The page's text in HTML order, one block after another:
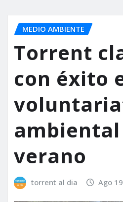
MEDIO AMBIENTE
Torrent
con éxito
ambiental
verano
torrent al dia Ago